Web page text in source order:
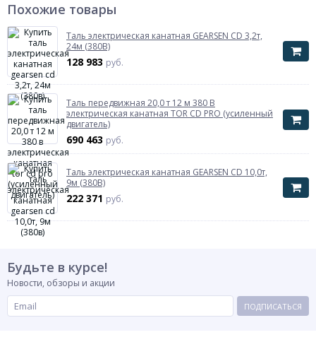
Похожие товары
Таль электрическая канатная GEARSEN CD 3,2т,
24м (380В)
128 983 руб.
Таль передвижная 20,0 т 12 м 380 В
электрическая канатная TOR CD PRO (усиленный
двигатель)
690 463 руб.
Таль электрическая канатная GEARSEN CD 10,0т,
9м (380В)
222 371 руб.
Будьте в курсе!
Новости, обзоры и акции
ПОДПИСАТЬСЯ